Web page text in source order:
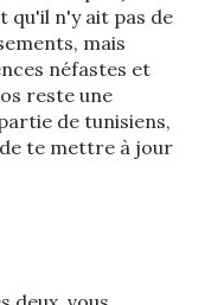
qu'il n'y ait pas de
mais
néfastes et
reste une
de tunisiens,
te mettre à jour